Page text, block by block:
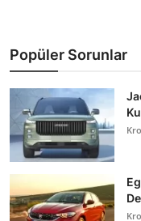
Popüler Sorunlar